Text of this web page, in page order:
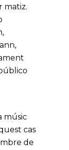
matiz.
músic
cas
de